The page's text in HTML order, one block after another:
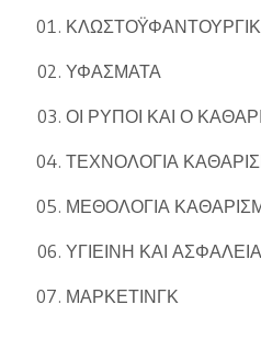
ΥΦΑΣΜΑΤΑ
ΟΙ ΡΥΠΟΙ ΚΑΙ Ο
ΤΕΧΝΟΛΟΓΙΑ
ΜΕΘΟΛΟΓΙΑ
ΥΓΙΕΙΝΗ ΚΑΙ ΑΣΦΑΛΕΙΑ
ΜΑΡΚΕΤΙΝΓΚ